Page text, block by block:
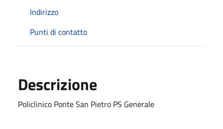
Indirizzo
Punti di contatto
Descrizione
Policlinico Ponte San Pietro PS Generale